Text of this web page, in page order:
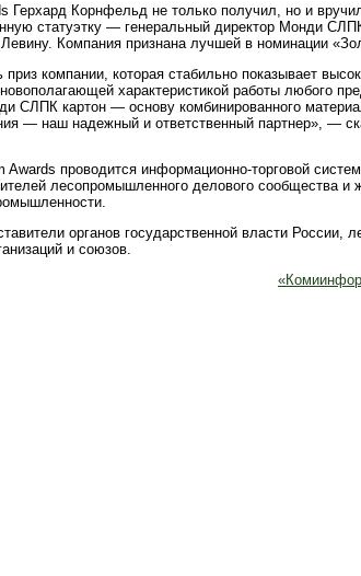
Герхард Корнфельд не только получил, но и
статуэтку — генеральный директор Монди
Компания признана лучшей в номинации
компании, которая стабильно показывает
характеристикой работы любого
СЛПК картон — основу комбинированного
— наш надежный и ответственный партнер», —
проводится информационно-торговой
лесопромышленного делового сообщества и
органов государственной власти России,
и союзов.